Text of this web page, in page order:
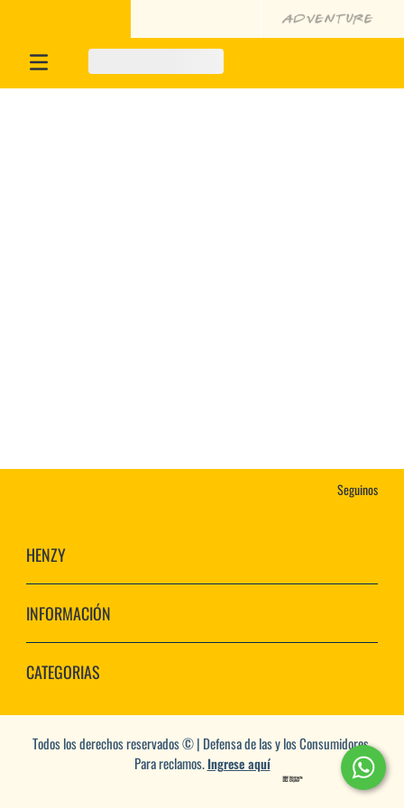
Seguinos
HENZY
INFORMACIÓN
CATEGORIAS
Todos los derechos reservados © | Defensa de las y los Consumidores.
Para reclamos.Ingrese aquí